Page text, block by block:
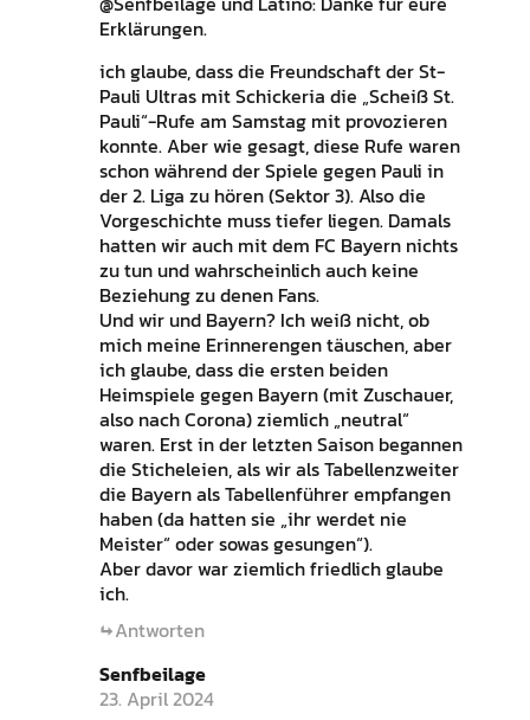
Erklärungen.
ich glaube, dass die Freundschaft der St-
Pauli Ultras mit Schickeria die „Scheiß St.
Pauli“-Rufe am Samstag mit provozieren
konnte. Aber wie gesagt, diese Rufe waren
schon während der Spiele gegen Pauli in
der 2. Liga zu hören (Sektor 3). Also die
Vorgeschichte muss tiefer liegen. Damals
hatten wir auch mit dem FC Bayern nichts
zu tun und wahrscheinlich auch keine
Beziehung zu denen Fans.
Und wir und Bayern? Ich weiß nicht, ob
mich meine Erinnerengen täuschen, aber
ich glaube, dass die ersten beiden
Heimspiele gegen Bayern (mit Zuschauer,
also nach Corona) ziemlich „neutral“
waren. Erst in der letzten Saison begannen
die Sticheleien, als wir als Tabellenzweiter
die Bayern als Tabellenführer empfangen
haben (da hatten sie „ihr werdet nie
Meister“ oder sowas gesungen“).
Aber davor war ziemlich friedlich glaube
ich.
Antworten
Senfbeilage
23. April 2024